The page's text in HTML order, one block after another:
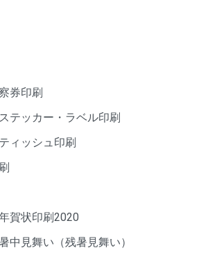
券印刷
テッカー・ラベル印刷
ィッシュ印刷
賀状印刷2020
中見舞い（残暑見舞い）